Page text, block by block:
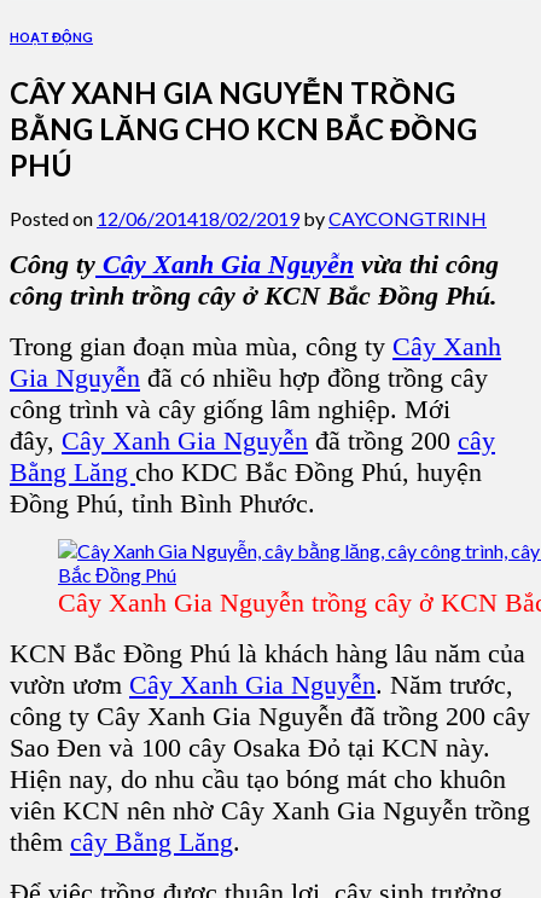
HOẠT ĐỘNG
CÂY XANH GIA NGUYỄN TRỒNG
BẰNG LĂNG CHO KCN BẮC ĐỒNG
PHÚ
Posted on 12/06/201418/02/2019byCAYCONGTRINH
Công ty Cây Xanh Gia Nguyễn vừa thi công
công trình trồng cây ở KCN Bắc Đồng Phú.
Trong gian đoạn mùa mùa, công ty Cây Xanh
Gia Nguyễn đã có nhiều hợp đồng trồng cây
công trình và cây giống lâm nghiệp. Mới
đây, Cây Xanh Gia Nguyễn đã trồng 200 cây
Bằng Lăng cho KDC Bắc Đồng Phú, huyện
Đồng Phú, tỉnh Bình Phước.
Cây Xanh Gia Nguyễn trồng cây ở KCN
KCN Bắc Đồng Phú là khách hàng lâu năm của
vườn ươm Cây Xanh Gia Nguyễn. Năm trước,
công ty Cây Xanh Gia Nguyễn đã trồng 200 cây
Sao Đen và 100 cây Osaka Đỏ tại KCN này.
Hiện nay, do nhu cầu tạo bóng mát cho khuôn
viên KCN nên nhờ Cây Xanh Gia Nguyễn trồng
thêm cây Bằng Lăng.